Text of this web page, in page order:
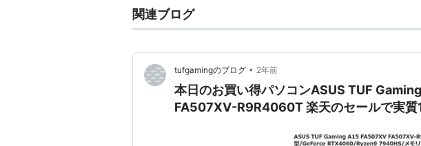
関連ブログ
tufgamingのブログ • 2年前
本日のお買い得パソコンASUS TUF
FA507XV-R9R4060T 楽天のセールで実質